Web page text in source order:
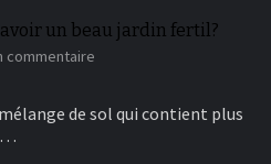
un beau jardin fertil?
commentaire
un
de sol qui contient plus